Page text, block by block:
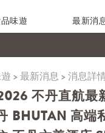
味遊 最新消
>最新消息>消息詳
不丹直航最
BHUTAN 高端